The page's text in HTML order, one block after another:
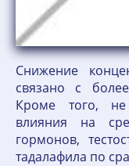
Снижение
связано с
Кроме того, не
влияния на
гормонов,
тадалафила по